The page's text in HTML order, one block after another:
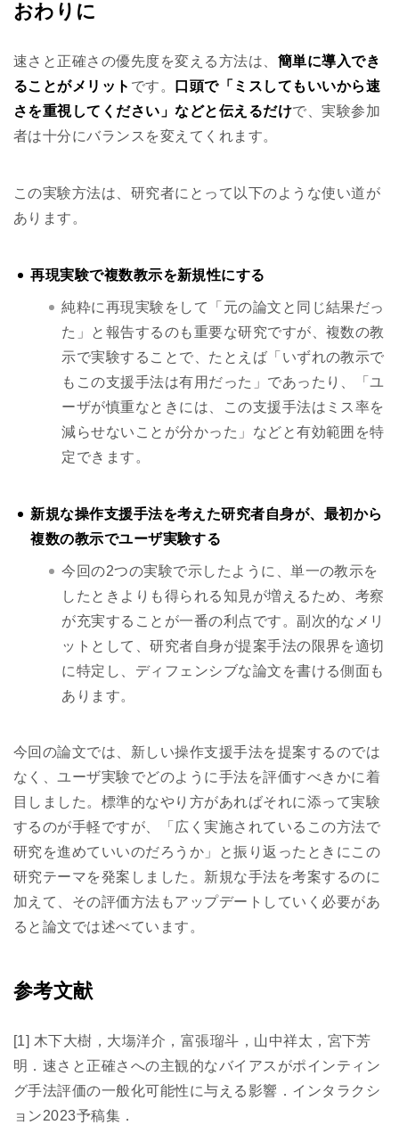
おわりに
速さと正確さの優先度を変える方法は、 簡単に導入でき
ることがメリット です。
口頭で「ミスしてもいいから速
さを重視してください」などと伝えるだけで、実験参加
者は十分にバランスを変えてくれます。
この実験方法は、研究者にとって以下のような使い道が
あります。
再現実験で複数教示を新規性にする
純粋に再現実験をして「元の論文と同じ結果だっ
た」と報告するのも重要な研究ですが、複数の教
示で実験することで、たとえば「いずれの教示で
もこの支援手法は有用だった」であったり、「ユ
ーザが慎重なときには、この支援手法はミス率を
減らせないことが分かった」などと有効範囲を特
定できます。
新規な操作支援手法を考えた研究者自身が、最初から
複数の教示でユーザ実験する
今回の2つの実験で示したように、単一の教示を
したときよりも得られる知見が増えるため、考察
が充実することが一番の利点です。副次的なメリ
ットとして、研究者自身が提案手法の限界を適切
に特定し、ディフェンシブな論文を書ける側面も
あります。
今回の論文では、新しい操作支援手法を提案するのでは
なく、ユーザ実験でどのように手法を評価すべきかに着
目しました。標準的なやり方があればそれに添って実験
するのが手軽ですが、「広く実施されているこの方法で
研究を進めていいのだろうか」と振り返ったときにこの
研究テーマを発案しました。新規な手法を考案するのに
加えて、その評価方法もアップデートしていく必要があ
ると論文では述べています。
参考文献
[1] 木下大樹，大塲洋介，富張瑠斗，山中祥太，宮下芳
明．速さと正確さへの主観的なバイアスがポインティン
グ手法評価の一般化可能性に与える影響．インタラクシ
ョン2023予稿集．